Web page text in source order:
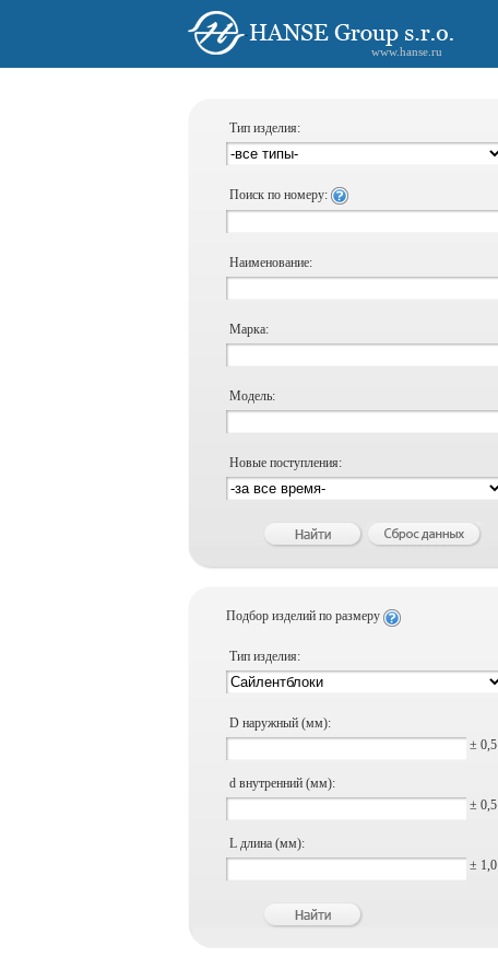
www.hanse.ru
Тип изделия:
Поиск по номеру:
Наименование:
Марка:
Модель:
Новые поступления:
Подбор изделий по размеру
Тип изделия:
D наружный (мм):
± 0,5
d внутренний (мм):
± 0,5
L длина (мм):
± 1,0